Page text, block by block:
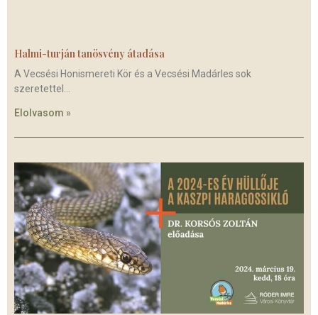
Halmi-turján tanösvény átadása
A Vecsési Honismereti Kör és a Vecsési Madárles sok
szeretettel
Elolvasom »